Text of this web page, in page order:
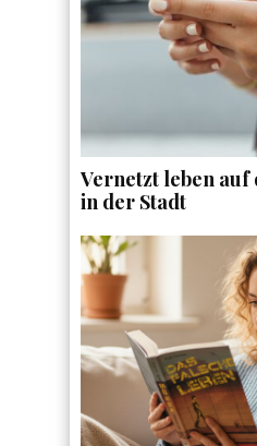
Vernetzt leben auf
in der Stadt